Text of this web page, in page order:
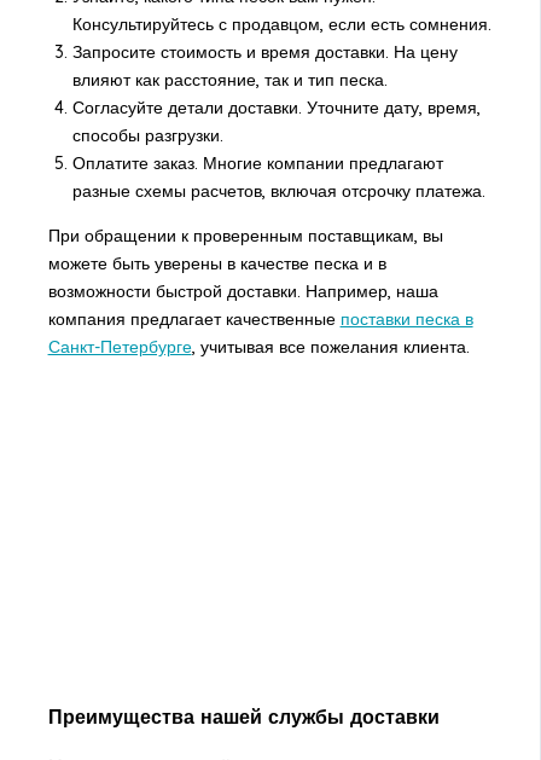
Консультируйтесь с продавцом, если есть сомнения.
Запросите стоимость и время доставки. На цену
влияют как расстояние, так и тип песка.
Согласуйте детали доставки. Уточните дату, время,
способы разгрузки.
Оплатите заказ. Многие компании предлагают
разные схемы расчетов, включая отсрочку платежа.
При обращении к проверенным поставщикам, вы
можете быть уверены в качестве песка и в
возможности быстрой доставки. Например, наша
компания предлагает качественные поставки песка в
Санкт-Петербурге, учитывая все пожелания клиента.
Преимущества нашей службы доставки